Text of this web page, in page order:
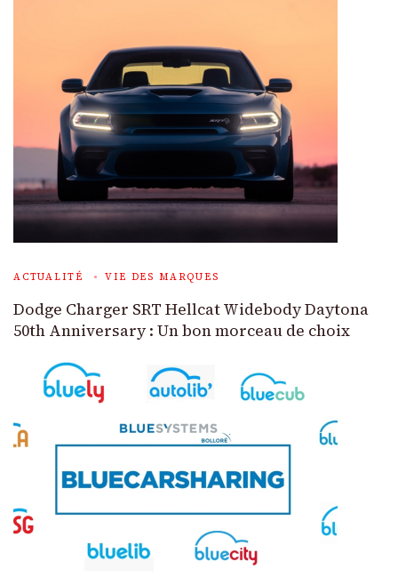
ACTUALITÉ VIE DES MARQUES
Dodge Charger SRT Hellcat Widebody Daytona
50th Anniversary : Un bon morceau de choix